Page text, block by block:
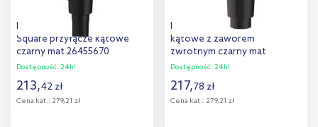
Hansgrohe Fixfit Porter
Square przyłącze kątowe
czarny mat 26455670
Dostępność: 24h!
213,42 zł
Cena kat.: 279,21 zł
Hansgrohe FixFit przyłącze
kątowe z zaworem
zwrotnym czarny mat
26453670
Dostępność: 24h!
217,78 zł
Cena kat.: 279,21 zł